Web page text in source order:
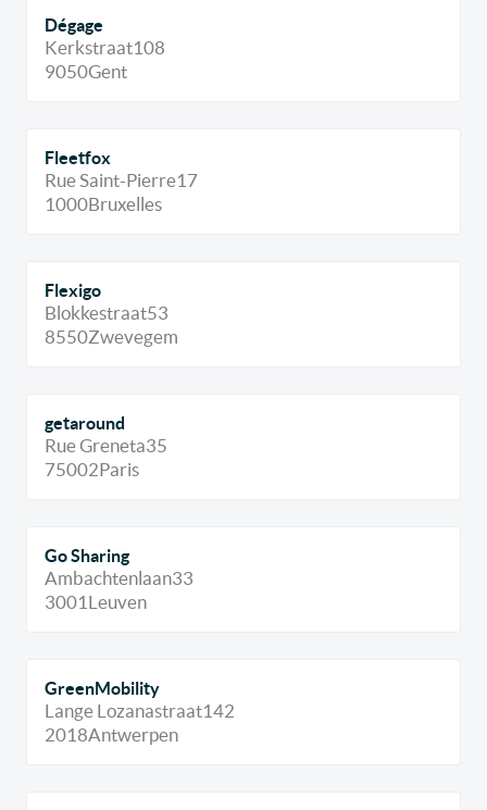
Dégage
Kerkstraat108
9050Gent
Fleetfox
Rue Saint-Pierre17
1000Bruxelles
Flexigo
Blokkestraat53
8550Zwevegem
getaround
Rue Greneta35
75002Paris
Go Sharing
Ambachtenlaan33
3001 Leuven
GreenMobility
Lange Lozanastraat142
2018Antwerpen